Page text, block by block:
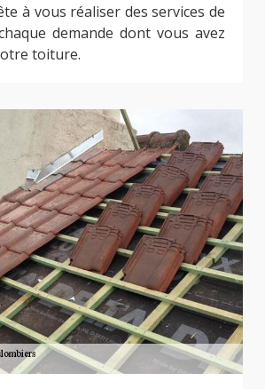
à vous réaliser des services de
demande dont vous avez
toiture.